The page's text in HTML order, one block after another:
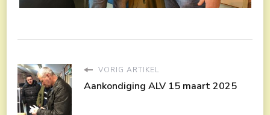
VORIG ARTIKEL
Aankondiging ALV 15 maart 2025